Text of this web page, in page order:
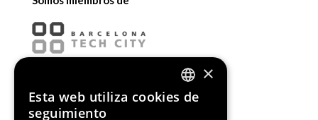
ENGLISH
×
Esta web utiliza cookies de
seguimiento